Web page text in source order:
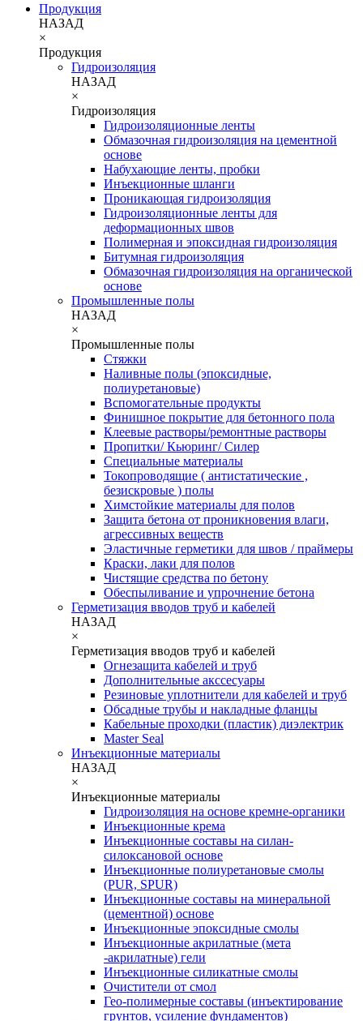
Продукция
НАЗАД
×
Продукция
Гидроизоляция
НАЗАД
×
Гидроизоляция
Гидроизоляционные ленты
Обмазочная гидроизоляция на цементной
основе
Набухающие ленты, пробки
Инъекционные шланги
Проникающая гидроизоляция
Гидроизоляционные ленты для
деформационных швов
Полимерная и эпоксидная гидроизоляция
Битумная гидроизоляция
Обмазочная гидроизоляция на органической
основе
Промышленные полы
НАЗАД
×
Промышленные полы
Стяжки
Наливные полы (эпоксидные,
полиуретановые)
Вспомогательные продукты
Финишное покрытие для бетонного пола
Клеевые растворы/ремонтные растворы
Пропитки/ Кьюринг/ Силер
Специальные материалы
Токопроводящие ( антистатические ,
безискровые ) полы
Химстойкие материалы для полов
Защита бетона от проникновения влаги,
агрессивных веществ
Эластичные герметики для швов / праймеры
Краски, лаки для полов
Чистящие средства по бетону
Обеспыливание и упрочнение бетона
Герметизация вводов труб и кабелей
НАЗАД
×
Герметизация вводов труб и кабелей
Огнезащита кабелей и труб
Дополнительные акссесуары
Резиновые уплотнители для кабелей и труб
Обсадные трубы и накладные фланцы
Кабельные проходки (пластик) диэлектрик
Master Seal
Инъекционные материалы
НАЗАД
×
Инъекционные материалы
Гидроизоляция на основе кремне-органики
Инъекционные крема
Инъекционные составы на силан-
силоксановой основе
Инъекционные полиуретановые смолы
(PUR, SPUR)
Инъекционные составы на минеральной
(цементной) основе
Инъекционные эпоксидные смолы
Инъекционные акрилатные (мета
-акрилатные) гели
Инъекционные силикатные смолы
Очистители от смол
Гео-полимерные составы (инъектирование
грунтов, усиление фундаментов)